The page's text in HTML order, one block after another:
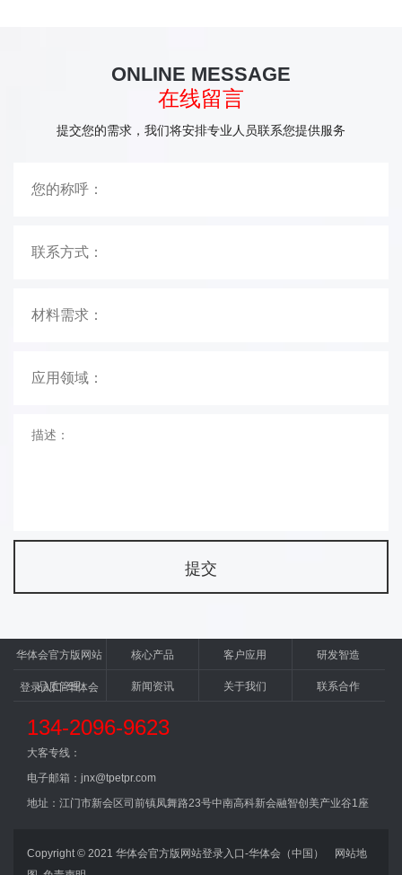
ONLINE MESSAGE
在线留言
提交您的需求，我们将安排专业人员联系您提供服务
华体会官方版网站
登录入口-华体会
（中国）
核心产品 客户应用 研发智造
品质管理 新闻资讯 关于我们 联系合作
134-2096-9623
大客专线：
电子邮箱：jnx@tpetpr.com
地址：江门市新会区司前镇凤舞路23号中南高科新会融智创美产业谷1座
Copyright © 2021 华体会官方版网站登录入口-华体会（中国）
网站地